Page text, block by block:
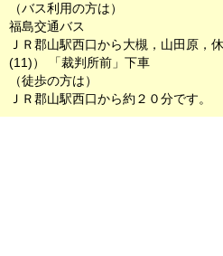
（バス利用の方は）
福島交通バス
ＪＲ郡山駅西口から大槻，山田原，
(11)） 「裁判所前」下車
（徒歩の方は）
ＪＲ郡山駅西口から約２０分です。